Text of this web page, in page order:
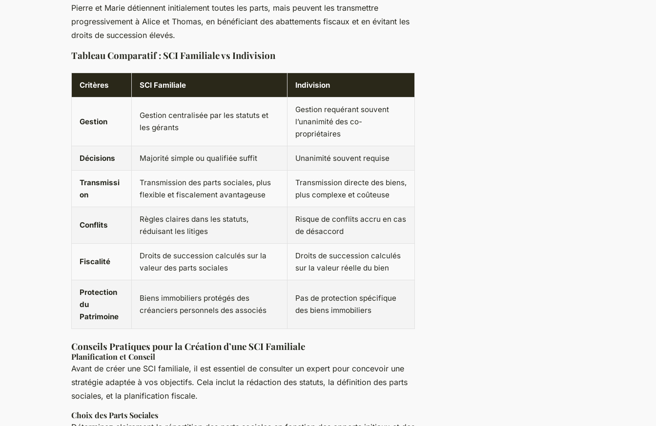
Pierre et Marie détiennent initialement toutes les parts, mais peuvent les transmettre
progressivement à Alice et Thomas, en bénéficiant des abattements fiscaux et en évitant les
droits de succession élevés.
Tableau Comparatif : SCI Familiale vs Indivision
Critères SCI Familiale Indivision
Gestion
Gestion centralisée par les statuts et
les gérants
Gestion requérant souvent
l’unanimité des co-
propriétaires
Décisions Majorité simple ou qualifiée suffit Unanimité souvent requise
Transmissi
on
Transmission des parts sociales, plus
flexible et fiscalement avantageuse
Transmission directe des biens,
plus complexe et coûteuse
Conflits
Règles claires dans les statuts,
réduisant les litiges
Risque de conflits accru en cas
de désaccord
Fiscalité
Droits de succession calculés sur la
valeur des parts sociales
Droits de succession calculés
sur la valeur réelle du bien
Protection
du
Patrimoine
Biens immobiliers protégés des
créanciers personnels des associés
Pas de protection spécifique
des biens immobiliers
Conseils Pratiques pour la Création d’une SCI Familiale
Planification et Conseil
Avant de créer une SCI familiale, il est essentiel de consulter un expert pour concevoir une
stratégie adaptée à vos objectifs. Cela inclut la rédaction des statuts, la définition des parts
sociales, et la planification fiscale.
Choix des Parts Sociales